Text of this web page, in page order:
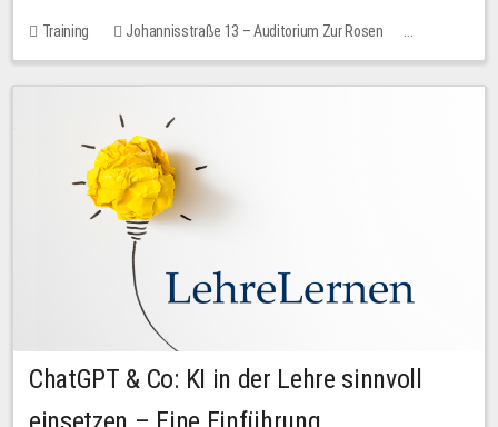
Training
Johannisstraße 13 – Auditorium Zur Rosen
1 place
ChatGPT & Co: KI in der Lehre sinnvoll